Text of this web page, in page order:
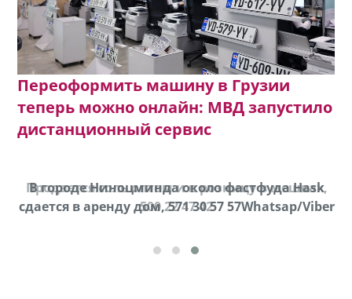
Переоформить машину в Грузии
теперь можно онлайн: МВД запустило
дистанционный сервис
Продается соль оптом и в розницу в мешках,
500 22 47 42
В городе Ниноцминда около фастфуда Hask
cдается в аренду дом, 571 30 57 57Whatsap/Viber